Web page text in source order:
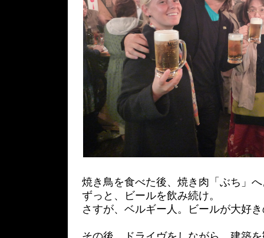
焼き鳥を食べた後、焼き肉「ぶち」
ずっと、ビールを飲み続け。
さすが、ベルギー人。ビールが大好